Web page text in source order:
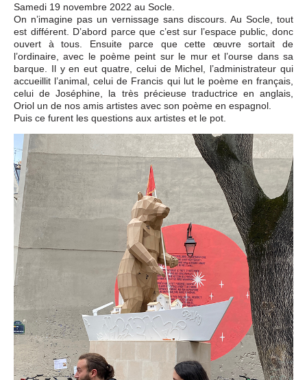
Sacré
Cousinages
Samedi 19 novembre 2022 au Socle.
On n’imagine pas un vernissage sans discours. Au Socle, tout
est différent. D’abord parce que c’est sur l’espace public, donc
ouvert à tous. Ensuite parce que cette œuvre sortait de
l’ordinaire, avec le poème peint sur le mur et l’ourse dans sa
barque. Il y en eut quatre, celui de Michel, l’administrateur qui
accueillit l’animal, celui de Francis qui lut le poème en français,
celui de Joséphine, la très précieuse traductrice en anglais,
Oriol un de nos amis artistes avec son poème en espagnol.
Puis ce furent les questions aux artistes et le pot.